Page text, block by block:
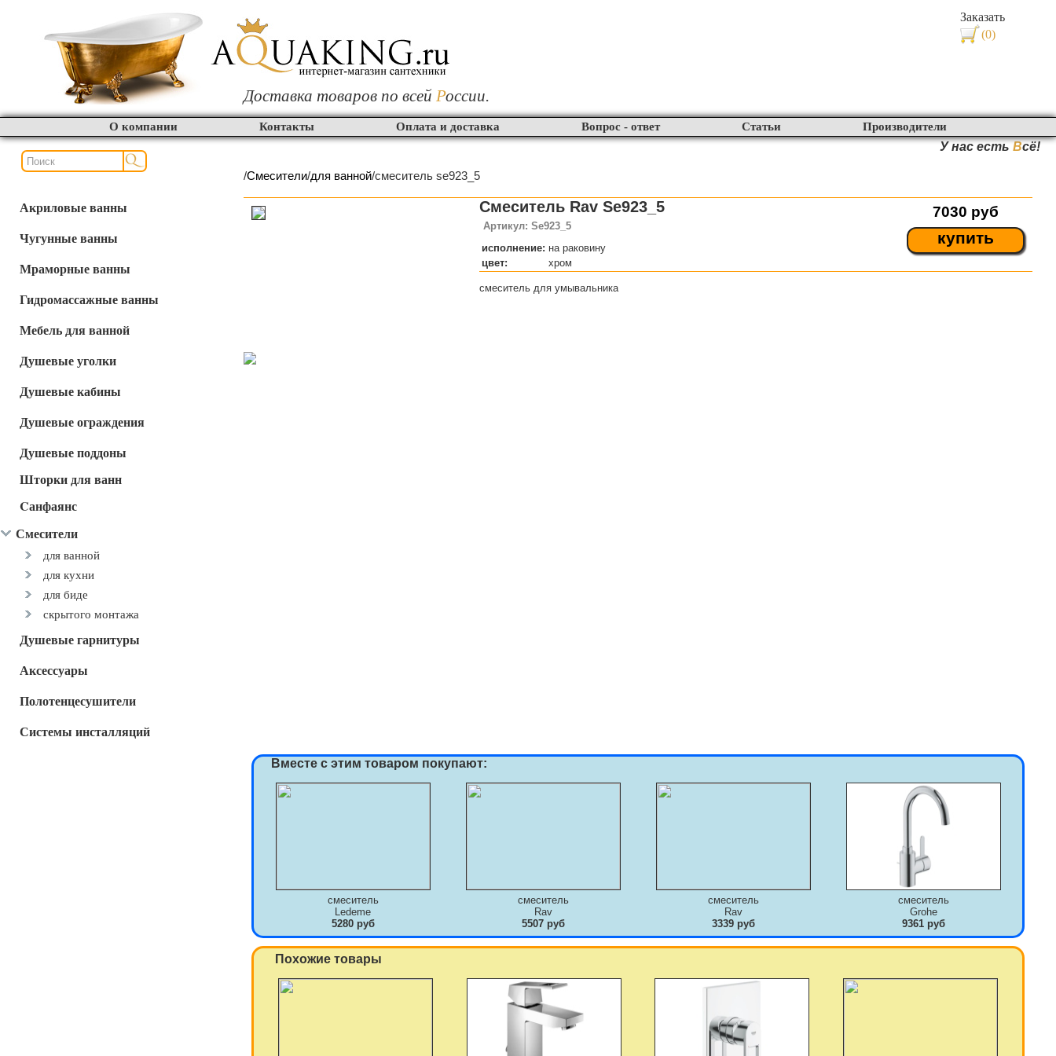
Заказать
(0)
Доставка товаров по всей России.
О компании Контакты Оплата и доставка Вопрос - ответ Статьи Производители
У нас есть Всё!
Акриловые ванны
Чугунные ванны
Мраморные ванны
Гидромассажные ванны
Мебель для ванной
Душевые уголки
Душевые кабины
Душевые ограждения
Душевые поддоны
Шторки для ванн
Cанфаянс
Смесители
для ванной
для кухни
для биде
скрытого монтажа
Душевые гарнитуры
Аксессуары
Полотенцесушители
Системы инсталляций
/Смесители/для ванной/смеситель se923_5
7030 руб
купить
Смеситель Rav Se923_5
Артикул: Se923_5
исполнение: на раковину
цвет:
хром
смеситель для умывальника
Вместе с этим товаром покупают:
смеситель
Ledeme
5280 руб
смеситель
Rav
5507 руб
смеситель
Rav
3339 руб
смеситель
Grohe
9361 руб
Похожие товары